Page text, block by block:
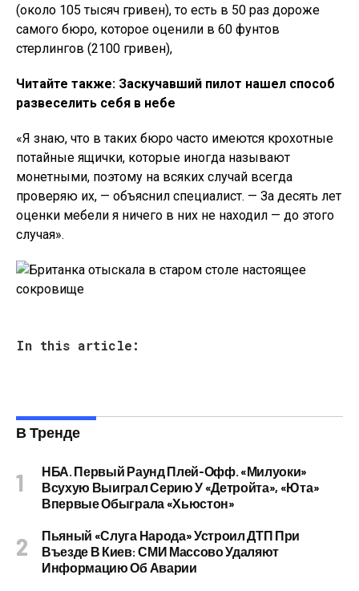
(около 105 тысяч гривен), то есть в 50 раз дороже
самого бюро, которое оценили в 60 фунтов
стерлингов (2100 гривен),
Читайте также: Заскучавший пилот нашел способ
развеселить себя в небе
«Я знаю, что в таких бюро часто имеются крохотные
потайные ящички, которые иногда называют
монетными, поэтому на всяких случай всегда
проверяю их, — объяснил специалист. — За десять лет
оценки мебели я ничего в них не находил — до этого
случая».
In this article:
В Тренде
НБА. Первый Раунд Плей-Офф. «Милуоки»
Всухую Выиграл Серию У «Детройта», «Юта»
Впервые Обыграла «Хьюстон»
Пьяный «слуга Народа» Устроил ДТП При
Въезде В Киев: СМИ Массово Удаляют
Информацию Об Аварии